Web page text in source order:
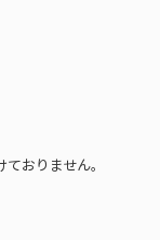
おりません。